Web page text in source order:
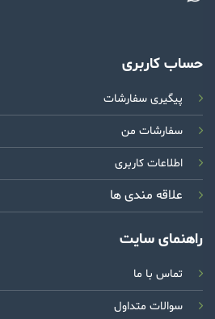
حساب کاربری
پیگیری سفارشات
سفارشات من
اطلاعات کاربری
علاقه مندی ها
راهنمای سایت
تماس با ما
سوالات متداول